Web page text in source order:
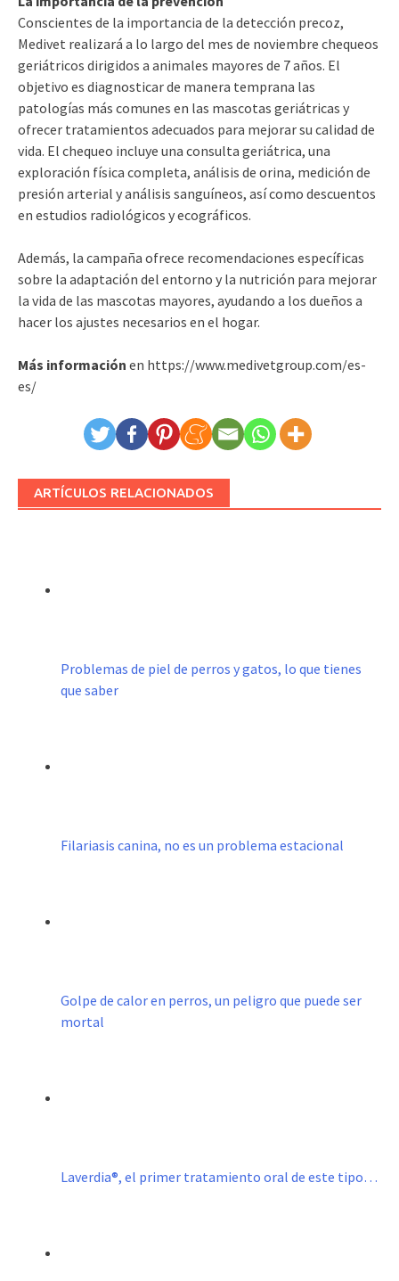
Conscientes de la importancia de la detección precoz,
Medivet realizará a lo largo del mes de noviembre chequeos
geriátricos dirigidos a animales mayores de 7 años. El
objetivo es diagnosticar de manera temprana las
patologías más comunes en las mascotas geriátricas y
ofrecer tratamientos adecuados para mejorar su calidad de
vida. El chequeo incluye una consulta geriátrica, una
exploración física completa, análisis de orina, medición de
presión arterial y análisis sanguíneos, así como descuentos
en estudios radiológicos y ecográficos.
Además, la campaña ofrece recomendaciones específicas
sobre la adaptación del entorno y la nutrición para mejorar
la vida de las mascotas mayores, ayudando a los dueños a
hacer los ajustes necesarios en el hogar.
Más información en https://www.medivetgroup.com/es-
es/
ARTÍCULOS RELACIONADOS
Problemas de piel de perros y gatos, lo que tienes
que saber
Filariasis canina, no es un problema estacional
Golpe de calor en perros, un peligro que puede ser
mortal
Laverdia®, el primer tratamiento oral de este tipo…